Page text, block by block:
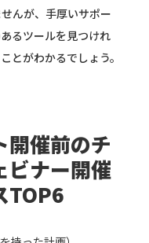
んが、手厚いサポー
るツールを見つけれ
とがわかるでしょう。
開催前のチ
ビナー開催
TOP6